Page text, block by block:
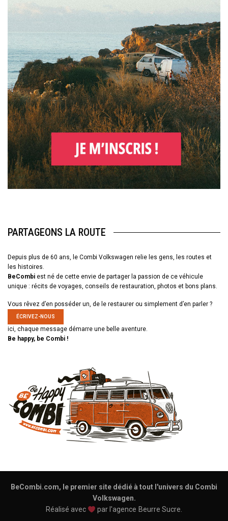
PARTAGEONS LA ROUTE
Depuis plus de 60 ans, le Combi Volkswagen relie les gens, les routes et
les histoires.
BeCombi est né de cette envie de partager la passion de ce véhicule
unique : récits de voyages, conseils de restauration, photos et bons plans.
Vous rêvez d’en posséder un, de le restaurer ou simplement d’en parler ?
ÉCRIVEZ-NOUS
ici, chaque message démarre une belle aventure.
Be happy, be Combi !
BeCombi.com, le premier site dédié à tout l'univers du Combi
Volkswagen.
Réalisé avec
par l'agence Beurre Sucre